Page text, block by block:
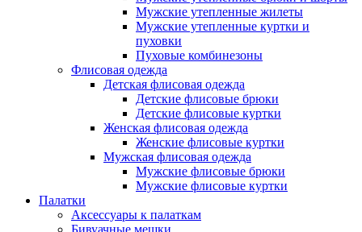
Мужские утепленные жилеты
Мужские утепленные куртки и
пуховки
Пуховые комбинезоны
Флисовая одежда
Детская флисовая одежда
Детские флисовые брюки
Детские флисовые куртки
Женская флисовая одежда
Женские флисовые куртки
Мужская флисовая одежда
Мужские флисовые брюки
Мужские флисовые куртки
Палатки
Аксессуары к палаткам
Бивуачные мешки